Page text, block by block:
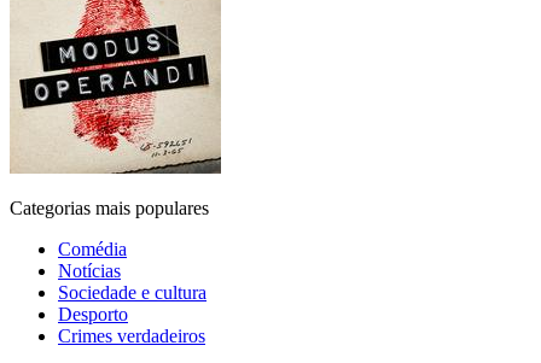
Categorias mais populares
Comédia
Notícias
Sociedade e cultura
Desporto
Crimes verdadeiros